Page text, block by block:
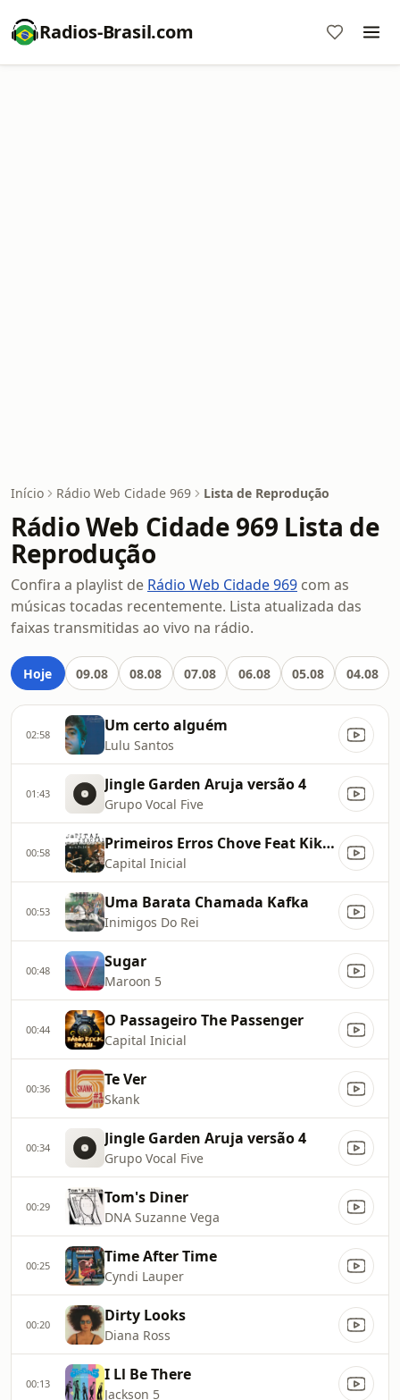
Radios-Brasil.com
Início Rádio Web Cidade 969 Lista de Reprodução
Rádio Web Cidade 969 Lista de
Reprodução
Confira a playlist de Rádio Web Cidade 969 com as
músicas tocadas recentemente. Lista atualizada das
faixas transmitidas ao vivo na rádio.
Hoje 09.08 08.08 07.08 06.08 05.08 04.08
02:58 Um certo alguém
Lulu Santos
01:43 Jingle Garden Aruja versão 4
Grupo Vocal Five
00:58 Primeiros Erros Chove Feat Kiko Zambianchi Ao Vivo
Capital Inicial
00:53 Uma Barata Chamada Kafka
Inimigos Do Rei
00:48 Sugar
Maroon 5
00:44 O Passageiro The Passenger
Capital Inicial
00:36 Te Ver
Skank
00:34 Jingle Garden Aruja versão 4
Grupo Vocal Five
00:29 Tom's Diner
DNA Suzanne Vega
00:25 Time After Time
Cyndi Lauper
00:20 Dirty Looks
Diana Ross
00:13 I Ll Be There
Jackson 5